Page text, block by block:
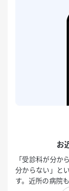
お
「受診科が分か
分からない」と
す。近所の病院